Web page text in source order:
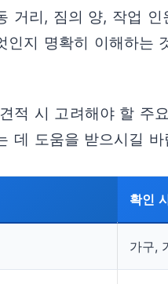
거리, 짐의 양, 작업
인지 명확히 이해하는
적 시 고려해야 할 주
데 도움을 받으시길 바
확인
가구,